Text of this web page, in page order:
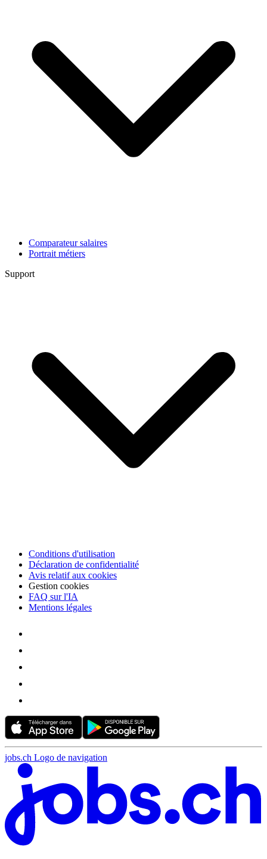
Comparateur salaires
Portrait métiers
Support
Conditions d'utilisation
Déclaration de confidentialité
Avis relatif aux cookies
Gestion cookies
FAQ sur l'IA
Mentions légales
jobs.ch Logo de navigation